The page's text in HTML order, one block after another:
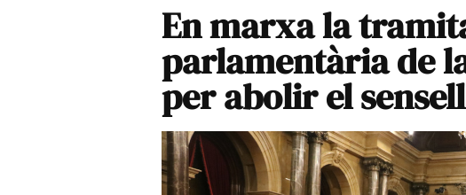
En marxa la
parlamentària de
per abolir el